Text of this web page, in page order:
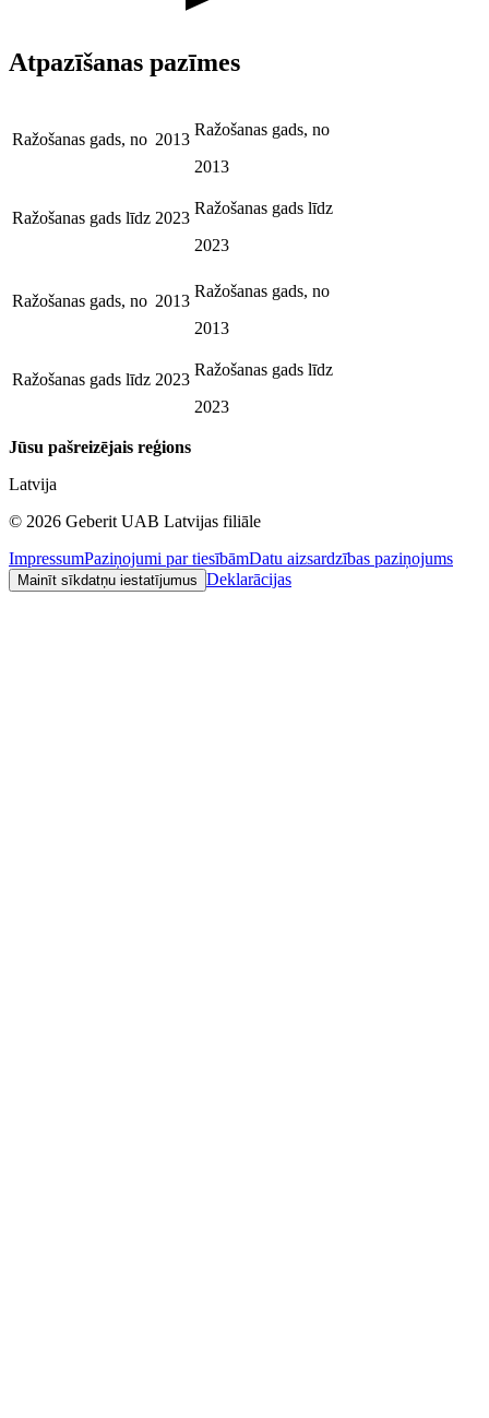
Atpazīšanas pazīmes
Ražošanas gads, no 2013
Ražošanas gads, no
2013
Ražošanas gads līdz 2023
Ražošanas gads līdz
2023
Ražošanas gads, no 2013
Ražošanas gads, no
2013
Ražošanas gads līdz 2023
Ražošanas gads līdz
2023
Jūsu pašreizējais reģions
Latvija
© 2026 Geberit UAB Latvijas filiāle
ImpressumPaziņojumi par tiesībāmDatu aizsardzības paziņojums
Mainīt sīkdatņu iestatījumus Deklarācijas